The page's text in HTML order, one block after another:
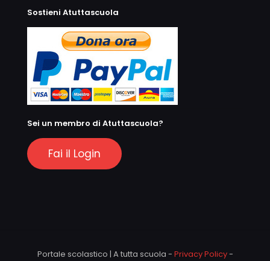
Sostieni Atuttascuola
Sei un membro di Atuttascuola?
Fai il Login
Portale scolastico | A tutta scuola - Privacy Policy-